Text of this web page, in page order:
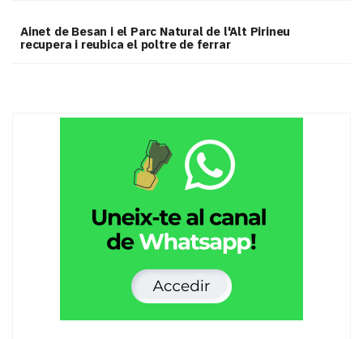
Ainet de Besan i el Parc Natural de l'Alt Pirineu
recupera i reubica el poltre de ferrar